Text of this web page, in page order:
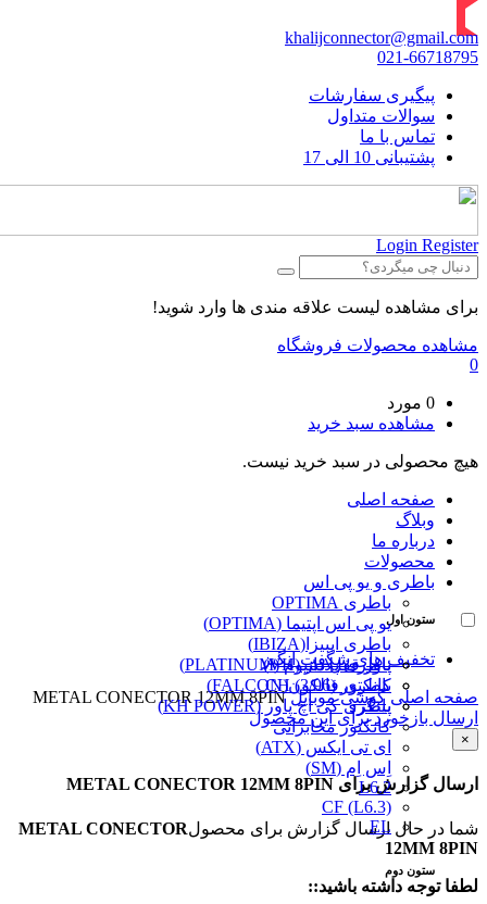
khalijconnector@gmail.com
021-66718795
پیگیری سفارشات
سوالات متداول
تماس با ما
پشتیبانی 10 الی 17
Login Register
برای مشاهده لیست علاقه مندی ها وارد شوید!
مشاهده محصولات فروشگاه
0
0 مورد
مشاهده سبد خرید
هیچ محصولی در سبد خرید نیست.
صفحه اصلی
وبلاگ
درباره ما
محصولات
ستون اول
پاور قفل دار (VH)
کانکتور (3/96) CH
پینگرد
کانکتور مخابراتی
ای تی ایکس (ATX)
اِس اِم (SM)
L6.2
CF (L6.3)
EL
ستون دوم
باطری و یو پی اس
باطری OPTIMA
یو پی اس اپتیما (OPTIMA)
باطری ایبیزا(IBIZA)
باطری پلاتینیوم (PLATINUM)
باطری فالکون(FALCON)
باطری کی اچ پاور (KH POWER)
تخفیف های شگفت انگیز
صفحه اصلی گوشی موبایل METAL CONECTOR 12MM 8PIN
ارسال بازخورد برای این محصول
×
ارسال گزارش برای METAL CONECTOR 12MM 8PIN
شما در حال ارسال گزارش برای محصولMETAL CONECTOR
12MM 8PIN
لطفا توجه داشته باشید::